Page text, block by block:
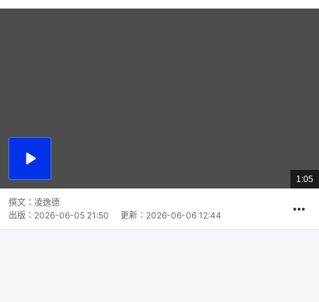
播
總
共
1:05
撰文： 凌逸德
出版： 2026-06-05 21:50 更新： 2026-06-06 12:44